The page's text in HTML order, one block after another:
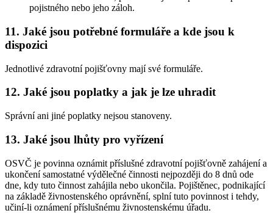
pojistného nebo jeho záloh.
11. Jaké jsou potřebné formuláře a kde jsou k
dispozici
Jednotlivé zdravotní pojišťovny mají své formuláře.
12. Jaké jsou poplatky a jak je lze uhradit
Správní ani jiné poplatky nejsou stanoveny.
13. Jaké jsou lhůty pro vyřízení
OSVČ je povinna oznámit příslušné zdravotní pojišťovně zahájení a
ukončení samostatné výdělečné činnosti nejpozději do 8 dnů ode
dne, kdy tuto činnost zahájila nebo ukončila. Pojištěnec, podnikající
na základě živnostenského oprávnění, splní tuto povinnost i tehdy,
učiní-li oznámení příslušnému živnostenskému úřadu.